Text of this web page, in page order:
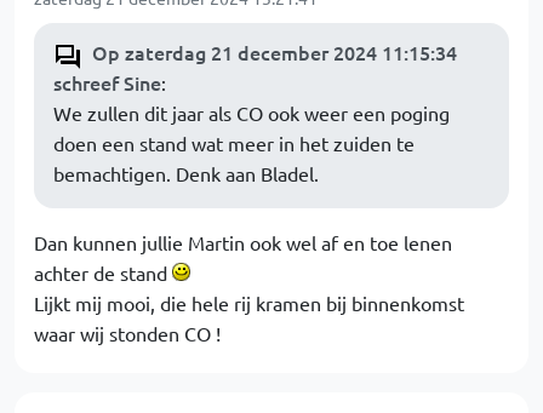
Op zaterdag 21 december 2024 11:15:34
schreef Sine:
We zullen dit jaar als CO ook weer een poging
doen een stand wat meer in het zuiden te
bemachtigen. Denk aan Bladel.
Dan kunnen jullie Martin ook wel af en toe lenen
achter de stand
Lijkt mij mooi, die hele rij kramen bij binnenkomst
waar wij stonden CO !